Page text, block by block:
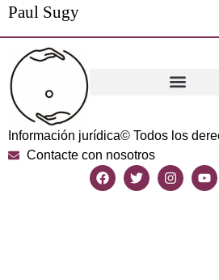
Paul Sugy
Información jurídica© Todos los
Contacte con nosotros